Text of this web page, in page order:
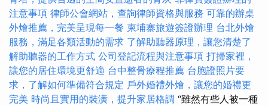
注意事項 律師公會網站，查詢律師資格與服務 可靠的辦桌
外燴推薦，完美呈現每一餐 柬埔寨旅遊簽證辦理 台北外燴
服務，滿足各類活動的需求 了解助聽器原理，讓您清楚了
解助聽器的工作方式 公司登記流程與注意事項 打掃家裡，
讓您的居住環境更舒適 台中整骨療程推薦 台胞證照片要
求，了解如何準備符合規定 戶外婚禮外燴，讓您的婚禮更
完美 時尚且實用的裝潢，提升家居格調 “雖然有些人被一種